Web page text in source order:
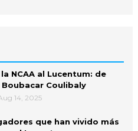
la NCAA al Lucentum: de
Boubacar Coulibaly
14, 2025
que han vivido más